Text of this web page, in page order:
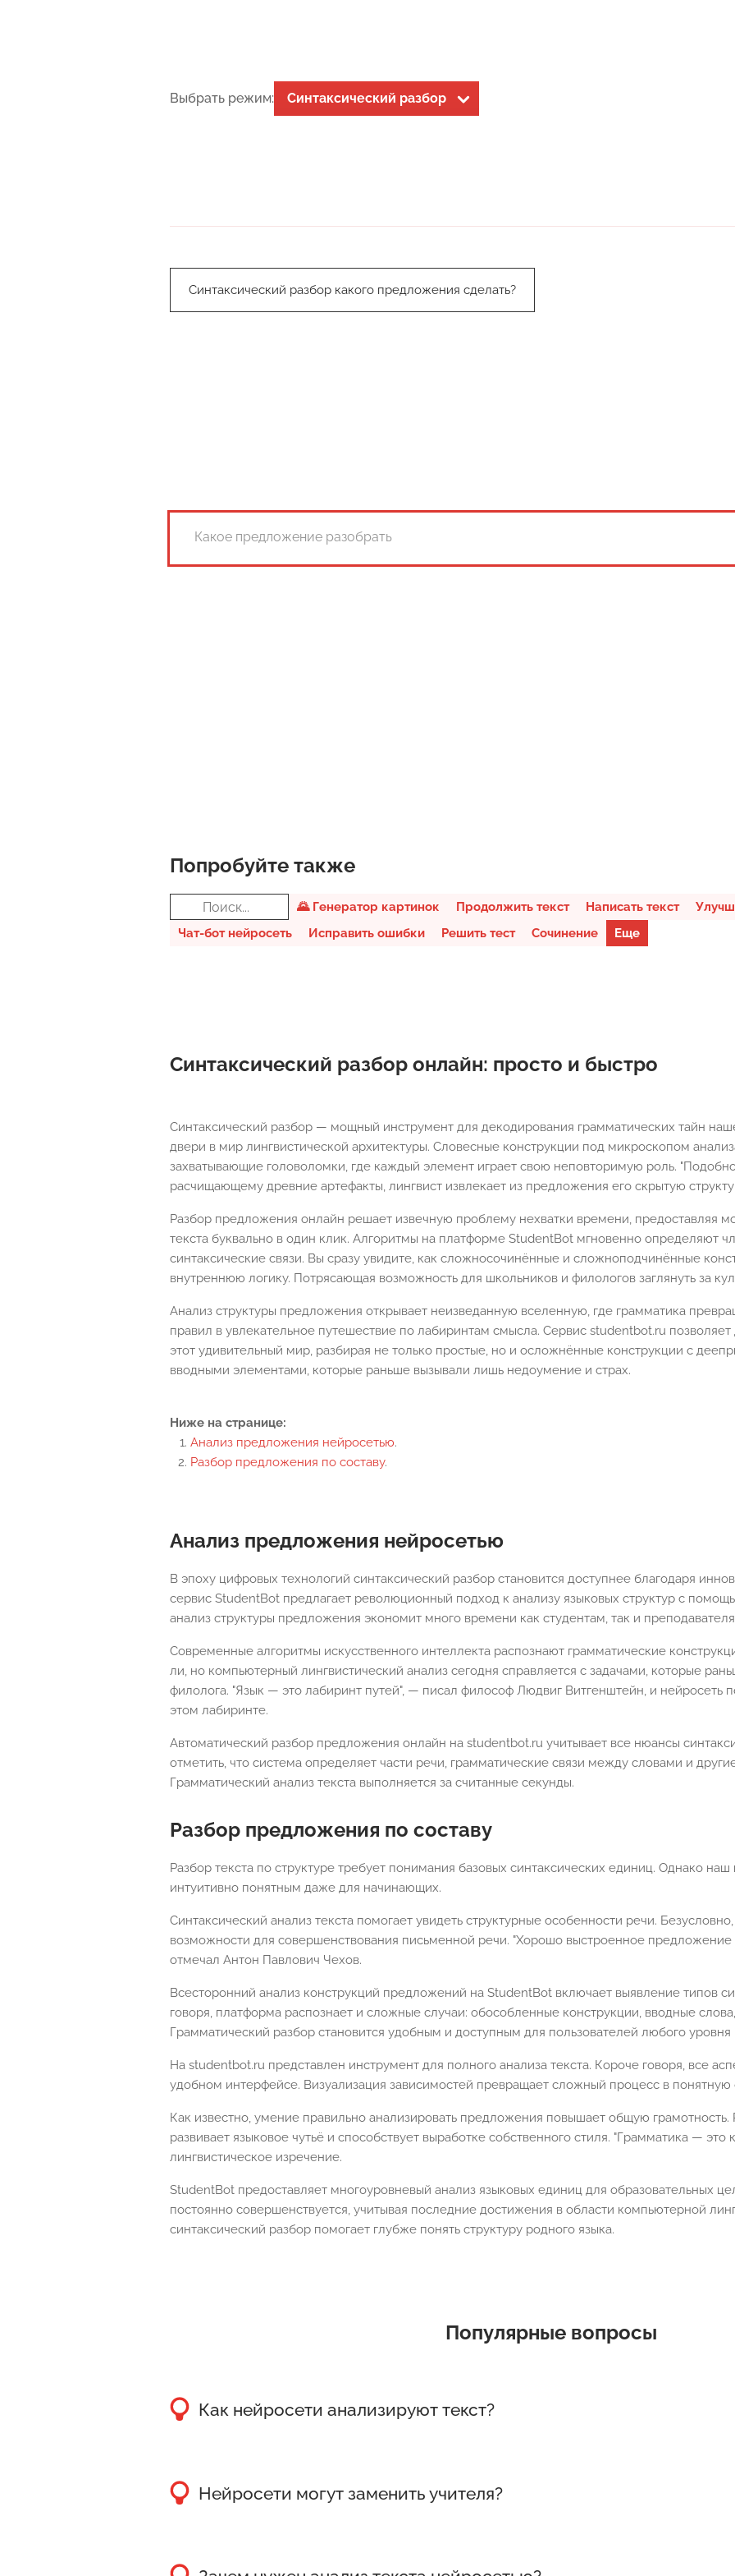
Выбрать режим: Синтаксический разбор
Синтаксический разбор какого предложения сделать?
Попробуйте также
🌄 Генератор картинок Продолжить текст Написать текст
Чат-бот нейросеть
Исправить ошибки Решить тест Сочинение Еще
Синтаксический разбор онлайн: просто и быстро
Синтаксический разбор — мощный инструмент для декодирования грамматических тайн
двери в мир лингвистической архитектуры. Словесные конструкции под микроскопом
захватывающие головоломки, где каждый элемент играет свою неповторимую роль.
расчищающему древние артефакты, лингвист извлекает из предложения его скрытую
Разбор предложения онлайн решает извечную проблему нехватки времени, предоставляя
текста буквально в один клик. Алгоритмы на платформе StudentBot мгновенно определяют
синтаксические связи. Вы сразу увидите, как сложносочинённые и сложноподчинённые
внутреннюю логику. Потрясающая возможность для школьников и филологов заглянуть за
Анализ структуры предложения открывает неизведанную вселенную, где грамматика
правил в увлекательное путешествие по лабиринтам смысла. Сервис studentbot.ru позволяет
этот удивительный мир, разбирая не только простые, но и осложнённые конструкции с
вводными элементами, которые раньше вызывали лишь недоумение и страх.
Ниже на странице:
Анализ предложения нейросетью.
Разбор предложения по составу.
Анализ предложения нейросетью
В эпоху цифровых технологий синтаксический разбор становится доступнее благодаря
сервис StudentBot предлагает революционный подход к анализу языковых структур с
анализ структуры предложения экономит много времени как студентам, так и
Современные алгоритмы искусственного интеллекта распознают грамматические
ли, но компьютерный лингвистический анализ сегодня справляется с задачами, которые
филолога. "Язык — это лабиринт путей", — писал философ Людвиг Витгенштейн, и нейросеть
этом лабиринте.
Автоматический разбор предложения онлайн на studentbot.ru учитывает все нюансы
отметить, что система определяет части речи, грамматические связи между словами и
Грамматический анализ текста выполняется за считанные секунды.
Разбор предложения по составу
Разбор текста по структуре требует понимания базовых синтаксических единиц. Однако
интуитивно понятным даже для начинающих.
Синтаксический анализ текста помогает увидеть структурные особенности речи.
возможности для совершенствования письменной речи. "Хорошо выстроенное предложение
отмечал Антон Павлович Чехов.
Всесторонний анализ конструкций предложений на StudentBot включает выявление типов
говоря, платформа распознает и сложные случаи: обособленные конструкции, вводные
Грамматический разбор становится удобным и доступным для пользователей любого уровня
На studentbot.ru представлен инструмент для полного анализа текста. Короче говоря, все
удобном интерфейсе. Визуализация зависимостей превращает сложный процесс в понятную
Как известно, умение правильно анализировать предложения повышает общую грамотность.
развивает языковое чутьё и способствует выработке собственного стиля. "Грамматика — это
лингвистическое изречение.
StudentBot предоставляет многоуровневый анализ языковых единиц для образовательных
постоянно совершенствуется, учитывая последние достижения в области компьютерной
синтаксический разбор помогает глубже понять структуру родного языка.
Популярные вопросы
Как нейросети анализируют текст?
связи между словами.
Нейросети могут заменить учителя?